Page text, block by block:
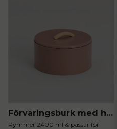
fråga
Förvaringsburk med handtag mocca
Rymmer 2400 ml & passar för